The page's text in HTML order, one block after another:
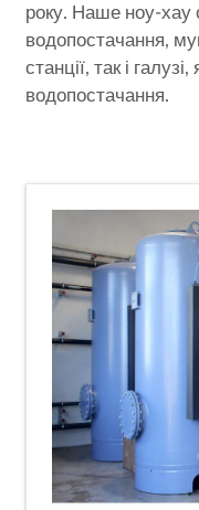
року. Наше ноу-хау
водопостачання,
станції, так і
водопостачання.